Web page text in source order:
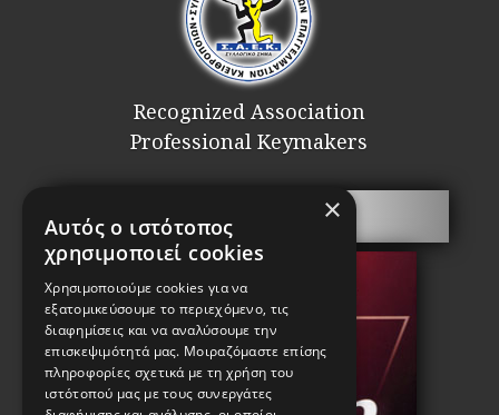
Recognized Association
Professional Keymakers
×
Αυτός ο ιστότοπος
χρησιμοποιεί cookies
Χρησιμοποιούμε cookies για να
εξατομικεύσουμε το περιεχόμενο, τις
διαφημίσεις και να αναλύσουμε την
επισκεψιμότητά μας. Μοιραζόμαστε επίσης
πληροφορίες σχετικά με τη χρήση του
ιστότοπού μας με τους συνεργάτες